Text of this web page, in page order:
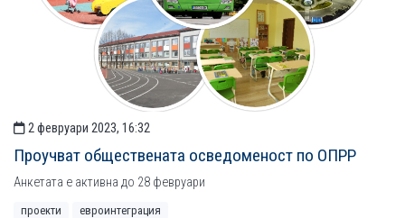
2 февруари 2023, 16:32
Проучват обществената осведоменост по ОПРР
Анкетата е активна до 28 февруари
проекти евроинтеграция